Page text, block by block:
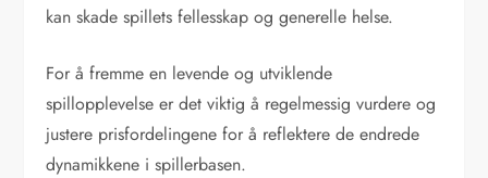
kan skade spillets fellesskap og generelle helse.
For å fremme en levende og utviklende
spillopplevelse er det viktig å regelmessig vurdere og
justere prisfordelingene for å reflektere de endrede
dynamikkene i spillerbasen.